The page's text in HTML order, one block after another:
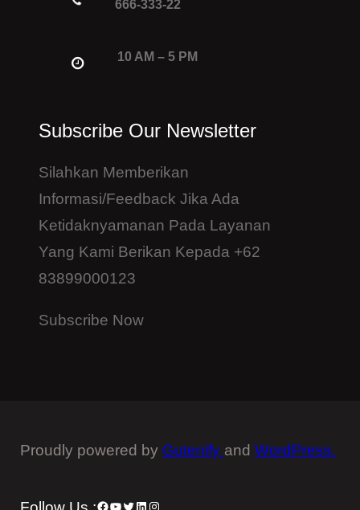
666-333-22
10 AM – 5 PM
Subscribe Our Newsletter
Silahkan Memberikan
Informasi/feedback Jika Ada
Ketidaknyamanan Pada Layanan
Yang Kami Berikan Kepada +62
83899000123
Subscribe Now
Proudly powered by Gutenify and WordPress.
Facebook
YouTube
Twitter
LinkedIn
Instagram